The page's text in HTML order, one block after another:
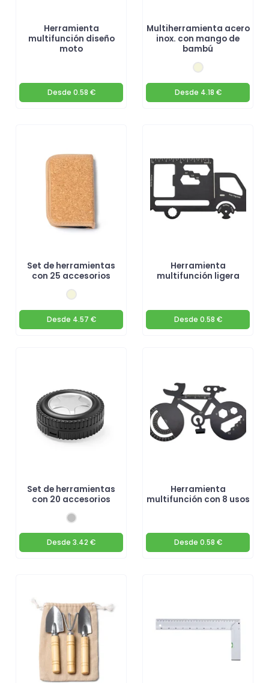
Herramienta
multifunción diseño
moto
Desde 0.58 €
Multiherramienta acero
inox. con mango de
bambú
Desde 4.18 €
Set de herramientas
con 25 accesorios
Desde 4.57 €
Herramienta
multifunción ligera
Desde 0.58 €
Set de herramientas
con 20 accesorios
Desde 3.42 €
Herramienta
multifunción con 8 usos
Desde 0.58 €